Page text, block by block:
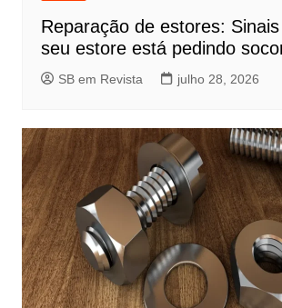
Reparação de estores:
seu estore está pedindo
SB em Revista julho 28, 2026